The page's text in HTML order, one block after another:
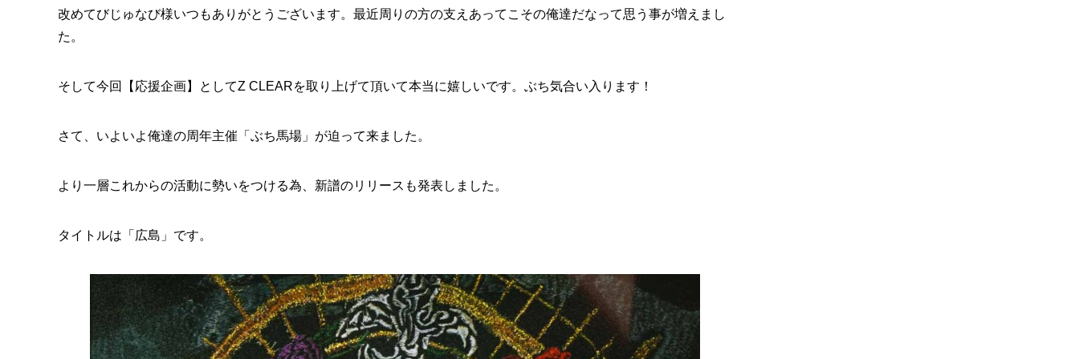
改めてびじゅなび様いつもありがとうございます。最近周りの方の支えあってこその俺達だなって思う事が増えまし
た。
そして今回【応援企画】としてZ CLEARを取り上げて頂いて本当に嬉しいです。ぶち気合い入ります！
さて、いよいよ俺達の周年主催「ぶち馬場」が迫って来ました。
より一層これからの活動に勢いをつける為、新譜のリリースも発表しました。
タイトルは「広島」です。